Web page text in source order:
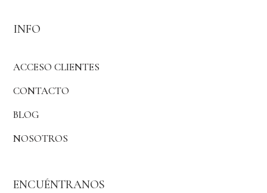
INFO
ACCESO CLIENTES
CONTACTO
BLOG
NOSOTROS
ENCUÉNTRANOS